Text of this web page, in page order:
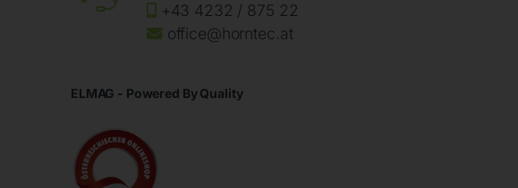
+43 4232 / 875 22
office@horntec.at
ELMAG - Powered By Quality